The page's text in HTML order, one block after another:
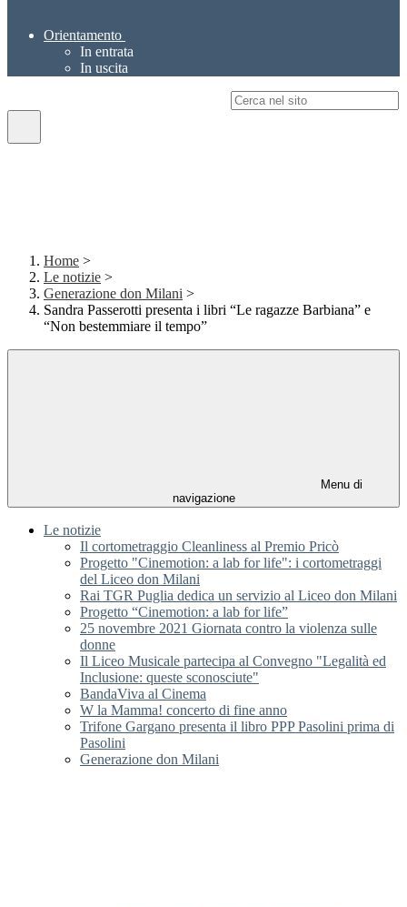
Orientamento
In entrata
In uscita
Home >
Le notizie >
Generazione don Milani >
Sandra Passerotti presenta i libri “Le ragazze Barbiana” e
“Non bestemmiare il tempo”
Menu di
navigazione
Le notizie
Il cortometraggio Cleanliness al Premio Pricò
Progetto "Cinemotion: a lab for life": i cortometraggi
del Liceo don Milani
Rai TGR Puglia dedica un servizio al Liceo don Milani
Progetto “Cinemotion: a lab for life”
25 novembre 2021 Giornata contro la violenza sulle
donne
Il Liceo Musicale partecipa al Convegno "Legalità ed
Inclusione: queste sconosciute"
BandaViva al Cinema
W la Mamma! concerto di fine anno
Trifone Gargano presenta il libro PPP Pasolini prima di
Pasolini
Generazione don Milani